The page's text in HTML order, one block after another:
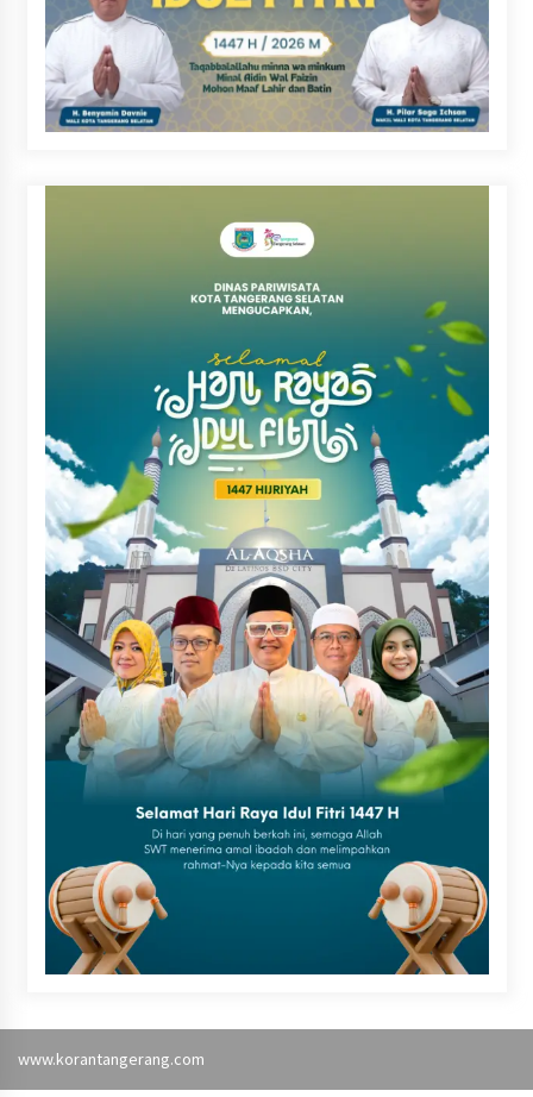
www.korantangerang.com